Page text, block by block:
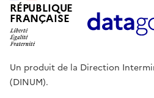
RÉPUBLIQUE
FRANÇAISE
Un produit de la Direction
(DINUM).